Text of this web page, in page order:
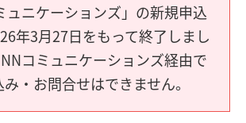
ュニケーションズ」の新規申込
年3月27日をもって終了しまし
コミュニケーションズ経由で
・お問合せはできません。